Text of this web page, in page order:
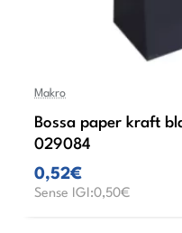
Makro
Bossa paper kraft
029084
0,52€
Sense IGI:0,50€